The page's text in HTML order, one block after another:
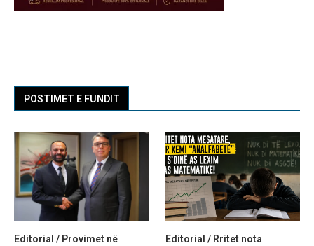
POSTIMET E FUNDIT
Editorial / Provimet në
Editorial / Rritet nota